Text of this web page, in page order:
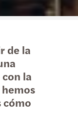
de la
la
cómo